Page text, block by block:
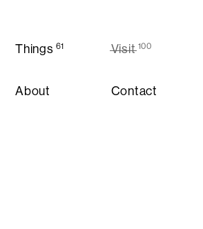
Things 61
Visit 100
About
Contact